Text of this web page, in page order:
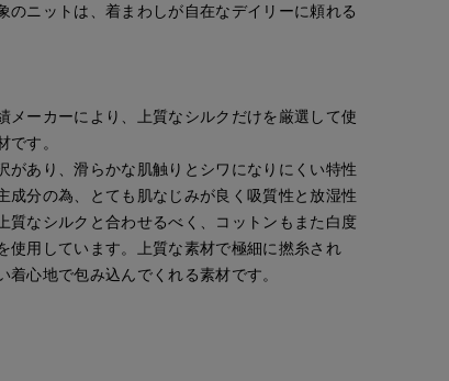
満屋SUPERIORCLOSET
157cm
157cm
のニットは、着まわしが自在なデイリーに頼れる
メーカーにより、上質なシルクだけを厳選して使
す。
があり、滑らかな肌触りとシワになりにくい特性
成分の為、とても肌なじみが良く吸質性と放湿性
質なシルクと合わせるべく、コットンもまた白度
使用しています。上質な素材で極細に撚糸され
心地で包み込んでくれる素材です。